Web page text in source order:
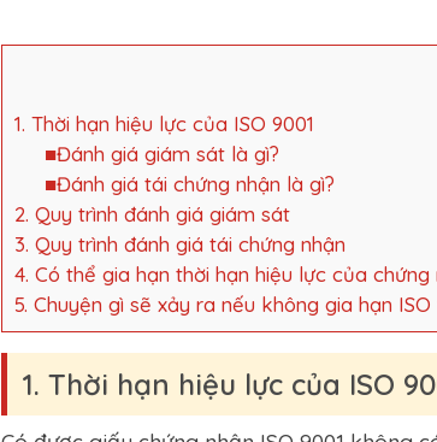
1. Thời hạn hiệu lực của ISO 9001
■Đánh giá giám sát là gì?
■Đánh giá tái chứng nhận là gì?
2. Quy trình đánh giá giám sát
3. Quy trình đánh giá tái chứng nhận
4. Có thể gia hạn thời hạn hiệu lực của chứng
5. Chuyện gì sẽ xảy ra nếu không gia hạn ISO
1. Thời hạn hiệu lực của ISO